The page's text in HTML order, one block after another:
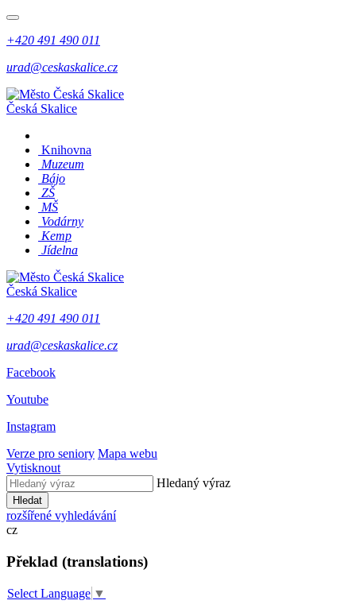
+420 491 490 011
urad@ceskaskalice.cz
Česká Skalice
Knihovna
Muzeum
Bájo
ZŠ
MŠ
Vodárny
Kemp
Jídelna
Česká Skalice
+420 491 490 011
urad@ceskaskalice.cz
Facebook
Youtube
Instagram
Verze pro seniory Mapa webu
Vytisknout
Hledaný výraz
Hledat
rozšířené vyhledávání
cz
Překlad (translations)
Select Language ▼